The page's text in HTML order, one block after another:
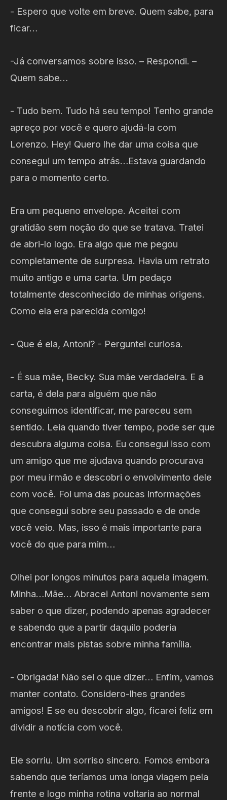
- Espero que volte em breve. Quem sabe, para
ficar…
-Já conversamos sobre isso. – Respondi. –
Quem sabe…
- Tudo bem. Tudo há seu tempo! Tenho grande
apreço por você e quero ajudá-la com
Lorenzo. Hey! Quero lhe dar uma coisa que
consegui um tempo atrás…Estava guardando
para o momento certo.
Era um pequeno envelope. Aceitei com
gratidão sem noção do que se tratava. Tratei
de abri-lo logo. Era algo que me pegou
completamente de surpresa. Havia um retrato
muito antigo e uma carta. Um pedaço
totalmente desconhecido de minhas origens.
Como ela era parecida comigo!
- Que é ela, Antoni? - Perguntei curiosa.
- É sua mãe, Becky. Sua mãe verdadeira. E a
carta, é dela para alguém que não
conseguimos identificar, me pareceu sem
sentido. Leia quando tiver tempo, pode ser que
descubra alguma coisa. Eu consegui isso com
um amigo que me ajudava quando procurava
por meu irmão e descobri o envolvimento dele
com você. Foi uma das poucas informações
que consegui sobre seu passado e de onde
você veio. Mas, isso é mais importante para
você do que para mim…
Olhei por longos minutos para aquela imagem.
Minha…Mãe… Abracei Antoni novamente sem
saber o que dizer, podendo apenas agradecer
e sabendo que a partir daquilo poderia
encontrar mais pistas sobre minha família.
- Obrigada! Não sei o que dizer… Enfim, vamos
manter contato. Considero-lhes grandes
amigos! E se eu descobrir algo, ficarei feliz em
dividir a notícia com você.
Ele sorriu. Um sorriso sincero. Fomos embora
sabendo que teríamos uma longa viagem pela
frente e logo minha rotina voltaria ao normal